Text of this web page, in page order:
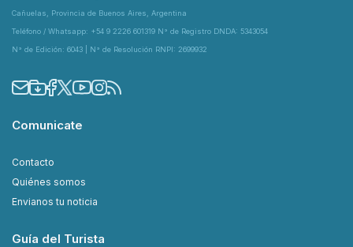
Cañuelas, Provincia de Buenos Aires, Argentina
Teléfono / Whatsapp: +54 9 2226 601319 N° de Registro DNDA: 5343054
N° de Edición: 6043 | N° de Resolución RNPI: 2699932
Comunicate
Contacto
Quiénes somos
Envianos tu noticia
Guía del Turista